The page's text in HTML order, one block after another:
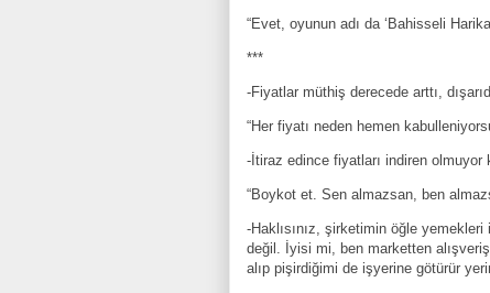
“Evet, oyunun adı da ‘Bahisseli
***
-Fiyatlar müthiş derecede arttı,
“Her fiyatı neden hemen
-İtiraz edince fiyatları indiren olmuyor
“Boykot et. Sen almazsan, ben
-Haklısınız, şirketimin öğle
değil. İyisi mi, ben marketten
alıp pişirdiğimi de işyerine götürür